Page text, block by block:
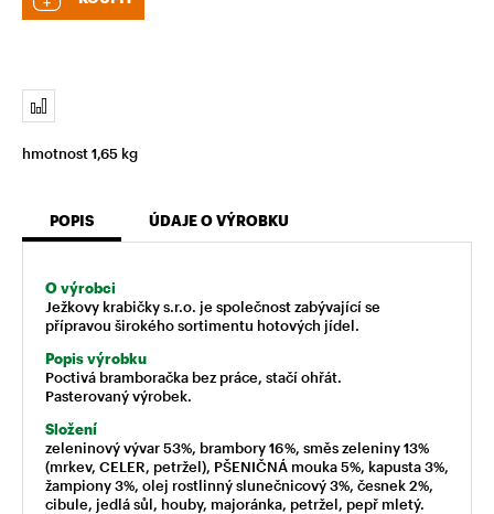
hmotnost 1,65 kg
POPIS ÚDAJE O VÝROBKU
O výrobci
Ježkovy krabičky s.r.o. je společnost zabývající se
přípravou širokého sortimentu hotových jídel.
Popis výrobku
Poctivá bramboračka bez práce, stačí ohřát.
Pasterovaný výrobek.
Složení
zeleninový vývar 53%, brambory 16 %, směs zeleniny 13%
(mrkev, CELER, petržel), PŠENIČNÁ mouka 5%, kapusta 3%,
žampiony 3%, olej rostlinný slunečnicový 3%, česnek 2%,
cibule, jedlá sůl, houby, majoránka, petržel, pepř mletý.